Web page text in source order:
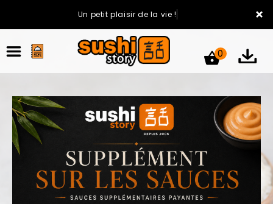
×
Un petit plaisir de la vie !
ACCUEIL
0